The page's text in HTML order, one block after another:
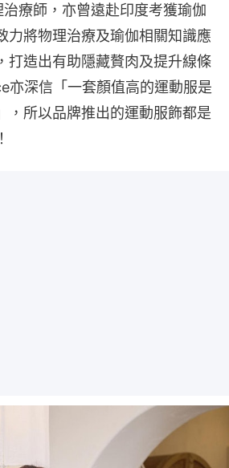
療師，亦曾遠赴印度考獲瑜伽
力將物理治療及瑜伽相關知識應
打造出有助隱藏贅肉及提升線條
亦深信「一套顏值高的運動服是
，所以品牌推出的運動服飾都是